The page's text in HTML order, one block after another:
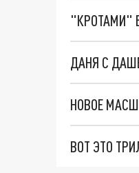
"КРОТАМИ"
ДАНЯ С
ВОТ ЭТО